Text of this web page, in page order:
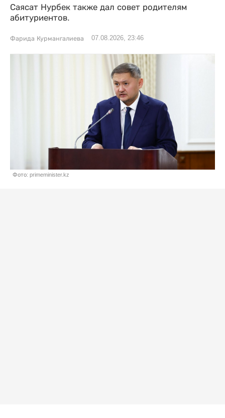
Саясат Нурбек также дал совет родителям
абитуриентов.
Фарида Курмангалиева 07.08.2026, 23:46
Фото: primeminister.kz